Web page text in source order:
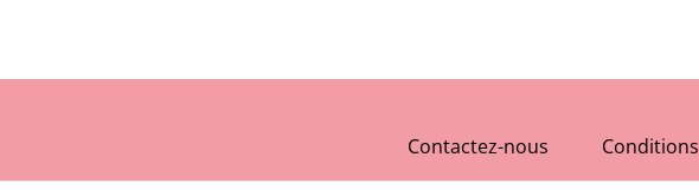
Contactez-nous Conditions